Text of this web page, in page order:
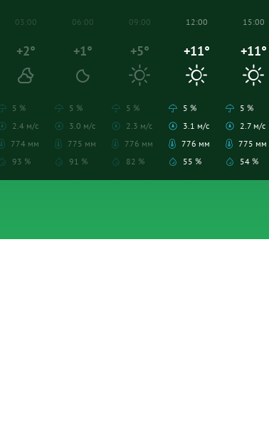
03:00
+2°
5 %
2.4 м/с
774 мм
93 %
06:00
+1°
5 %
3.0 м/с
775 мм
91 %
09:00
+5°
5 %
2.3 м/с
776 мм
82 %
12:00
+11°
5 %
3.1 м/с
776 мм
55 %
15:00
+11°
5 %
2.7 м/с
775 мм
54 %